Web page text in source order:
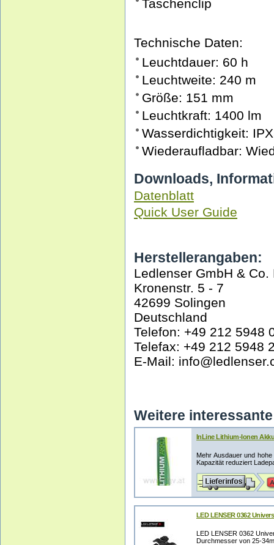
Taschenclip
Technische Daten:
Leuchtdauer: 60 h
Leuchtweite: 240 m
Größe: 151 mm
Leuchtkraft: 1400 lm
Wasserdichtigkeit:
Wiederaufladbar:
Downloads,
Datenblatt
Quick User Guide
Herstellerangaben:
Ledlenser GmbH & Co.
Kronenstr. 5 - 7
42699 Solingen
Deutschland
Telefon: +49 212 5948
Telefax: +49 212 5948
E-Mail:
Weitere
InLine Lithium-Ionen
Mehr Ausdauer und
Kapazität reduziert
LED LENSER 0362
LED LENSER 0362
Durchmesser von 25-